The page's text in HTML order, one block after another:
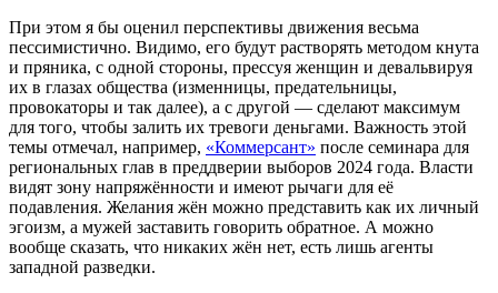
При этом я бы оценил перспективы движения весьма
пессимистично. Видимо, его будут растворять методом кнута
и пряника, с одной стороны, прессуя женщин и девальвируя
их в глазах общества (изменницы, предательницы,
провокаторы и так далее), а с другой — сделают максимум
для того, чтобы залить их тревоги деньгами. Важность этой
темы отмечал, например, «Коммерсант» после семинара для
региональных глав в преддверии выборов 2024 года. Власти
видят зону напряжённости и имеют рычаги для её
подавления. Желания жён можно представить как их личный
эгоизм, а мужей заставить говорить обратное. А можно
вообще сказать, что никаких жён нет, есть лишь агенты
западной разведки.